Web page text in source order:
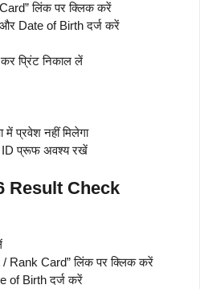
लिंक पर क्लिक करें
Date of Birth दर्ज करें
प्रिंट निकाल लें
में प्रवेश नहीं मिलेगा
ID प्रूफ अवश्य रखें
Result Check
Rank Card” लिंक पर क्लिक करें
of Birth दर्ज करें